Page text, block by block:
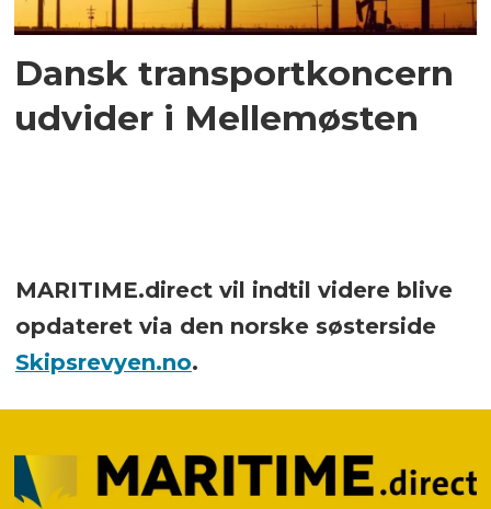
Dansk transportkoncern
udvider i Mellemøsten
MARITIME.direct vil indtil videre blive
opdateret via den norske søsterside
Skipsrevyen.no.